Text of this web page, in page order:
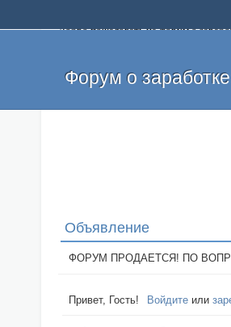
Добро пожаловать на форум о
и оставлять свои отзывы. Если вы
легкие деньги без вложений и
Форум о
Объявление
ФОРУМ ПРОДАЕТСЯ! ПО
Привет, Гость! Войдите или